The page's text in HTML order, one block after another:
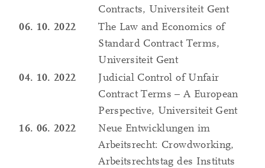
Contracts, Universiteit Gent
06. 10. 2022
The Law and Economics of
Standard Contract Terms,
Universiteit Gent
04. 10. 2022
Judicial Control of Unfair
Contract Terms – A European
Perspective, Universiteit Gent
16. 06. 2022
Neue Entwicklungen im
Arbeitsrecht: Crowdworking,
Arbeitsrechtstag des Instituts